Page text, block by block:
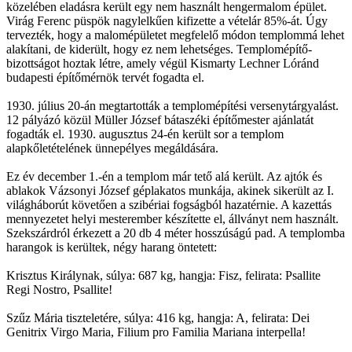
közelében eladásra került egy nem használt hengermalom épület.
Virág Ferenc püspök nagylelkűen kifizette a vételár 85%-át. Úgy
tervezték, hogy a malomépületet megfelelő módon templommá lehet
alakítani, de kiderült, hogy ez nem lehetséges. Templomépítő-
bizottságot hoztak létre, amely végül Kismarty Lechner Lóránd
budapesti építőmérnök tervét fogadta el.
1930. július 20-án megtartották a templomépítési versenytárgyalást.
12 pályázó közül Müller József bátaszéki építőmester ajánlatát
fogadták el. 1930. augusztus 24-én került sor a templom
alapkőletételének ünnepélyes megáldására.
Ez év december 1.-én a templom már tető alá került. Az ajtók és
ablakok Vázsonyi József géplakatos munkája, akinek sikerült az I.
világháborút követően a szibériai fogságból hazatérnie. A kazettás
mennyezetet helyi mesterember készítette el, állványt nem használt.
Szekszárdról érkezett a 20 db 4 méter hosszúságú pad. A templomba
harangok is kerültek, négy harang öntetett:
Krisztus Királynak, súlya: 687 kg, hangja: Fisz, felirata: Psallite
Regi Nostro, Psallite!
Szűz Mária tiszteletére, súlya: 416 kg, hangja: A, felirata: Dei
Genitrix Virgo Maria, Filium pro Familia Mariana interpella!